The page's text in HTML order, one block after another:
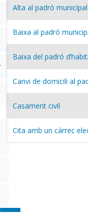
Alta al padró municipal
Baixa al padró
Baixa del padró
Canvi de domicili al
Casament civil
Cita amb un càrrec